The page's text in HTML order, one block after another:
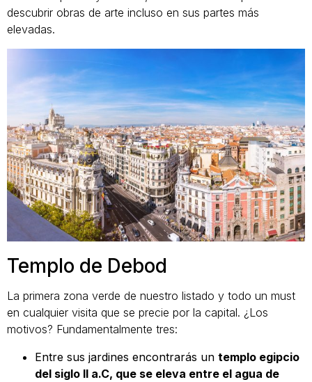
descubrir obras de arte incluso en sus partes más
elevadas.
Templo de Debod
La primera zona verde de nuestro listado y todo un must
en cualquier visita que se precie por la capital. ¿Los
motivos? Fundamentalmente tres:
Entre sus jardines encontrarás un templo egipcio
del siglo II a.C, que se eleva entre el agua de